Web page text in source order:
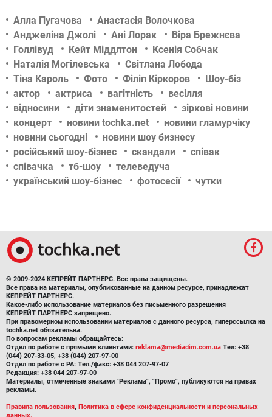
Алла Пугачова
Анастасія Волочкова
Анджеліна Джолі
Ані Лорак
Віра Брежнєва
Голлівуд
Кейт Міддлтон
Ксенія Собчак
Наталія Могілевська
Світлана Лобода
Тіна Кароль
Фото Філіп Кіркоров
Шоу-біз
актор
актриса вагітність
весілля
відносини
діти знаменитостей
зіркові новини
концерт
новини tochka.net
новини гламурчіку
новини сьогодні
новини шоу бизнесу
російський шоу-бізнес
скандали
співак
співачка
тб-шоу
телеведуча
український шоу-бізнес
фотосесії чутки
© 2009-2024 КЕПРЕЙТ ПАРТНЕРС. Все права защищены.
Все права на материалы, опубликованные на данном ресурсе, принадлежат
КЕПРЕЙТ ПАРТНЕРС.
Какое-либо использование материалов без письменного разрешения
КЕПРЕЙТ ПАРТНЕРС запрещено.
При правомерном использовании материалов с данного ресурса, гиперссылка на
tochka.net обязательна.
По вопросам рекламы обращайтесь:
Отдел по работе с прямыми клиентами: reklama@mediadim.com.ua Тел: +38
(044) 207-33-05, +38 (044) 207-97-00
Отдел по работе с РА: Тел./факс: +38 044 207-97-07
Редакция: +38 044 207-97-00
Материалы, отмеченные знаками "Реклама", "Промо", публикуются на правах
рекламы.
Правила пользования, Политика в сфере конфиденциальности и персональных